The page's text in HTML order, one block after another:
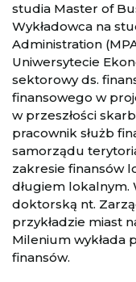
studia Master of
Wykładowca na
Administration
Uniwersytecie
sektorowy ds.
finansowego w
w przeszłości
pracownik służb
samorządu
zakresie finansów
długiem lokalnym.
doktorską nt.
przykładzie miast
Milenium wykłada
finansów.